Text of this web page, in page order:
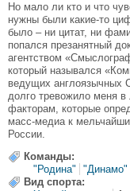
Но мало ли кто и что
нужны были какие-то
было – ни цитат, ни
попался презанятный
агентством
который назывался
ведущих англоязычных
долго тревожило меня
факторам, которые
масс-медиа к
России.
Команды:
"Родина"
"Динамо"
Вид спорта: